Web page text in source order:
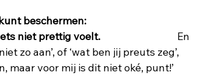
beschermen:
niet prettig voelt.
                                 En
zo aan’, of ‘wat ben jij preuts zeg’,
maar voor mij is dit niet oké, punt!’